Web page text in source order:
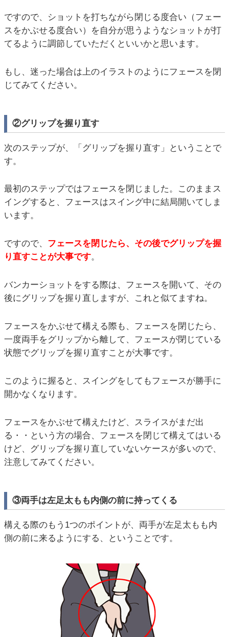
ですので、ショットを打ちながら閉じる度合い（フェー
スをかぶせる度合い）を自分が思うようなショットが打
てるように調節していただくといいかと思います。
もし、迷った場合は上のイラストのようにフェースを閉
じてみてください。
②グリップを握り直す
次のステップが、「グリップを握り直す」ということで
す。
最初のステップではフェースを閉じました。このままス
イングすると、フェースはスイング中に結局開いてしま
います。
ですので、 フェースを閉じたら、その後でグリップを握
り直すことが大事です。
バンカーショットをする際は、フェースを開いて、その
後にグリップを握り直しますが、これと似てますね。
フェースをかぶせて構える際も、フェースを閉じたら、
一度両手をグリップから離して、フェースが閉じている
状態でグリップを握り直すことが大事です。
このように握ると、スイングをしてもフェースが勝手に
開かなくなります。
フェースをかぶせて構えたけど、スライスがまだ出
る・・という方の場合、フェースを閉じて構えてはいる
けど、グリップを握り直していないケースが多いので、
注意してみてください。
③両手は左足太もも内側の前に持ってくる
構える際のもう1つのポイントが、両手が左足太もも内
側の前に来るようにする、ということです。